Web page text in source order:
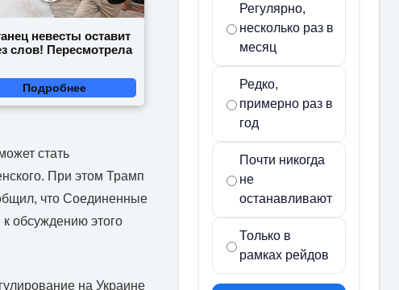
невесты оставит
слов! Пересмотрела
Подробнее
стать
При этом Трамп
что Соединенные
обсуждению этого
на Украине
Регулярно,
несколько раз в
месяц
Редко,
примерно раз в
год
Почти никогда
не
останавливают
Только в
рамках рейдов